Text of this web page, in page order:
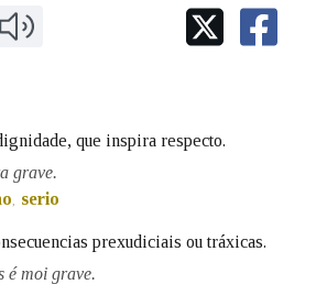
IDENTIDADE CORPORATIVA
MARCIAL DEL ADALID
FIGURAS HOMENAXEADAS
PRIMAVERA DAS LETRAS
que inspira respecto.
grave.
serio
prexudiciais ou tráxicas.
é moi grave.